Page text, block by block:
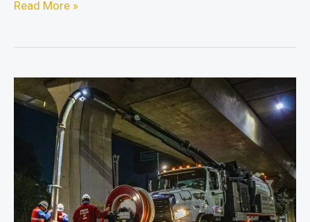
10
Impedem
Seu
Alcançar
a
Primeira
Página
Read More »